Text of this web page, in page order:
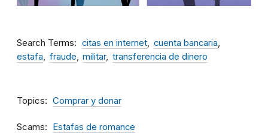
Search Terms citas en internet
cuenta bancaria
estafa
fraude militar transferencia de dinero
Topics Comprar y donar
Scams Estafas de romance